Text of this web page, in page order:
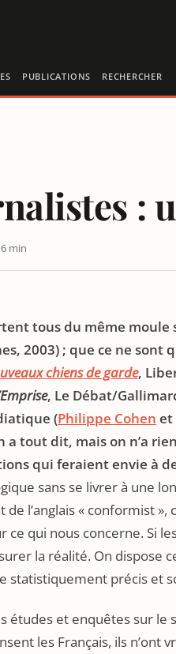
PUBLICATIONS RECHERCHER
:
min
GARDÉ
tous du même moule
2003) ; que ce ne sont
chiens de garde,
, Le Débat/
(Philippe Cohen et
tout dit, mais on n’a
qui feraient envie à
sans se livrer à une
de l’anglais « conformist
qui nous concerne. Si
la réalité. On dispose
statistiquement précis et
études et enquêtes sur le
les Français, ils n’ont